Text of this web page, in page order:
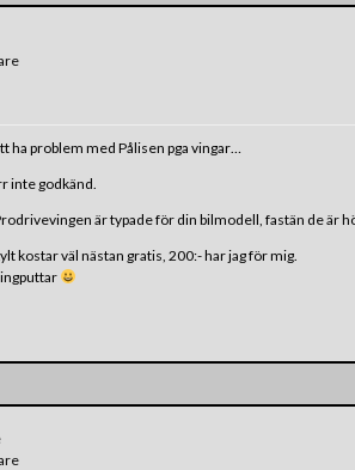
ha problem med Pålisen pga vingar…
inte godkänd.
är typade för din bilmodell, fastän de är
kostar väl nästan gratis, 200:- har jag för mig.